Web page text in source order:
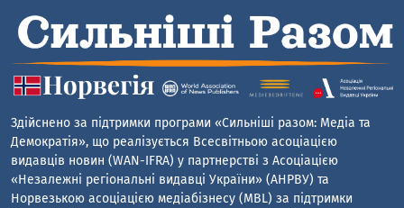
Здійснено за підтримки програми «Сильніші разом: Медіа та
Демократія», що реалізується Всесвітньою асоціацією
видавців новин (WAN-IFRA) у партнерстві з Асоціацією
«Незалежні регіональні видавці України» (АНРВУ) та
Норвезькою асоціацією медіабізнесу (MBL) за підтримки